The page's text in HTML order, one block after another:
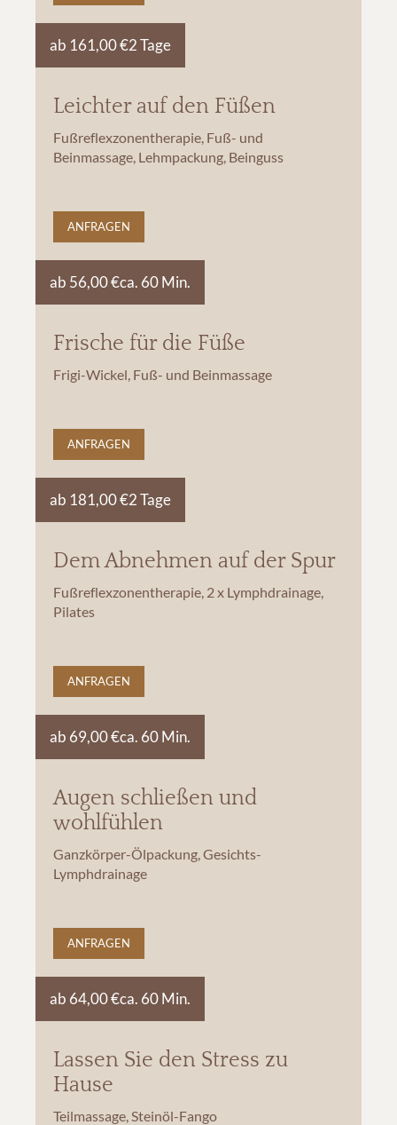
Leichter auf den Füßen
ab 161,00 €2 Tage
Fußreflexzonentherapie, Fuß- und
Beinmassage, Lehmpackung, Beinguss
ANFRAGEN
Frische für die Füße
ab 56,00 €ca. 60 Min.
Frigi-Wickel, Fuß- und Beinmassage
ANFRAGEN
Dem Abnehmen auf der Spur
ab 181,00 €2 Tage
Fußreflexzonentherapie, 2 x Lymphdrainage,
Pilates
ANFRAGEN
Augen schließen und
wohlfühlen
ab 69,00 €ca. 60 Min.
Ganzkörper-Ölpackung, Gesichts-
Lymphdrainage
ANFRAGEN
Lassen Sie den Stress zu
Hause
ab 64,00 €ca. 60 Min.
Teilmassage, Steinöl-Fango